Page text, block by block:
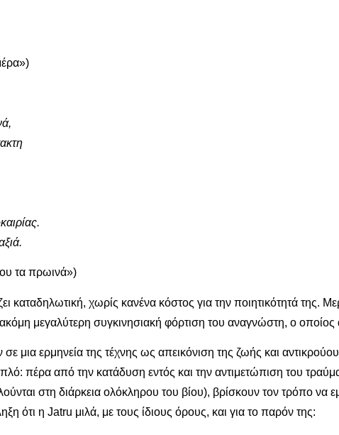
τα πρωινά»)
καταδηλωτική, χωρίς κανένα κόστος για την ποιητικότητά
μεγαλύτερη συγκινησιακή φόρτιση του αναγνώστη, ο οποίος
σε μια ερμηνεία της τέχνης ως απεικόνιση της ζωής και
πέρα από την κατάδυση εντός και την αντιμετώπιση του
στη διάρκεια ολόκληρου του βίου), βρίσκουν τον τρόπο να
ότι η Jatru μιλά, με τους ίδιους όρους, και για το παρόν της: